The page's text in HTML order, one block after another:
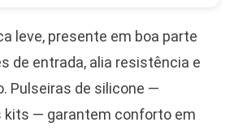
leve, presente em boa parte
de entrada, alia resistência e
Pulseiras de silicone —
kits — garantem conforto em